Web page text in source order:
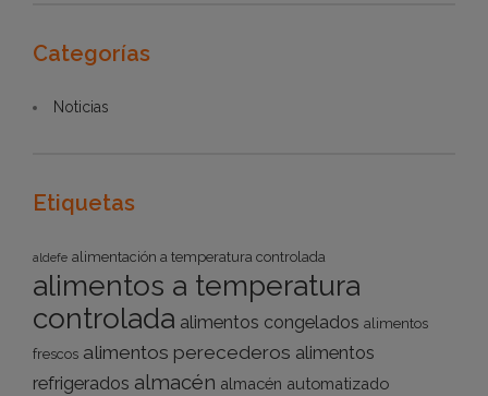
Categorías
Noticias
Etiquetas
aldefe alimentación a temperatura controlada
alimentos a temperatura
controlada alimentos congelados alimentos
frescos alimentos perecederos alimentos
refrigerados almacén almacén automatizado